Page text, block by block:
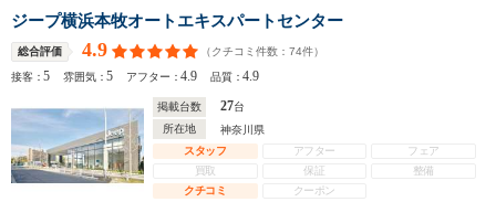
ジープ横浜本牧オートエキスパートセンター
総合評価 4.9 （クチコミ件数： 74件）
接客：5 雰囲気：5 アフター：4.9 品質：4.9
掲載台数 27台
所在地
神奈川県
スタッフ
アフター
フェア
買取
保証
整備
クチコミ
クーポン